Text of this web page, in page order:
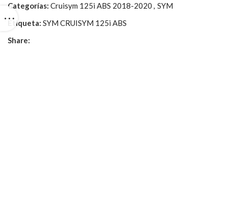
Categorías: Cruisym 125i ABS 2018-2020 , SYM
Etiqueta: SYM CRUISYM 125i ABS
Share: